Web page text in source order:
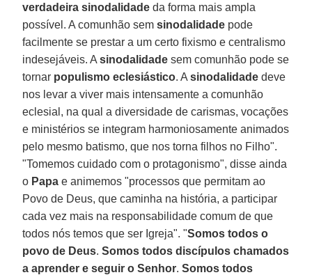
verdadeira sinodalidade da forma mais ampla
possível. A comunhão semsinodalidade pode
facilmente se prestar a um certo fixismo e centralismo
indesejáveis. Asinodalidade sem comunhão pode se
tornar populismo eclesiástico. Asinodalidade deve
nos levar a viver mais intensamente a comunhão
eclesial, na qual a diversidade de carismas, vocações
e ministérios se integram harmoniosamente animados
pelo mesmo batismo, que nos torna filhos no Filho".
"Tomemos cuidado com o protagonismo", disse ainda
o Papa e animemos "processos que permitam ao
Povo de Deus, que caminha na história, a participar
cada vez mais na responsabilidade comum de que
todos nós temos que ser Igreja". "Somos todos o
povo de Deus.Somos todos discípulos chamados
a aprender e seguir o Senhor.Somos todos